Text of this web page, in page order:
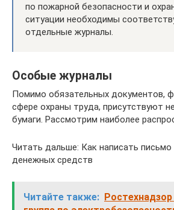
по пожарной безопасности и
ситуации необходимы
отдельные журналы.
Особые журналы
Помимо обязательных документов,
сфере охраны труда, присутствуют
бумаги. Рассмотрим наиболее
Читать дальше: Как написать
денежных средств
Читайте также: